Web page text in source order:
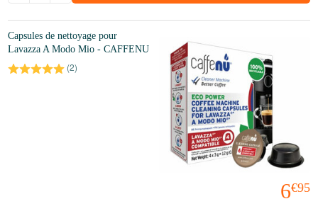
Capsules de nettoyage pour
Lavazza A Modo Mio - CAFFENU
(2)
6€95